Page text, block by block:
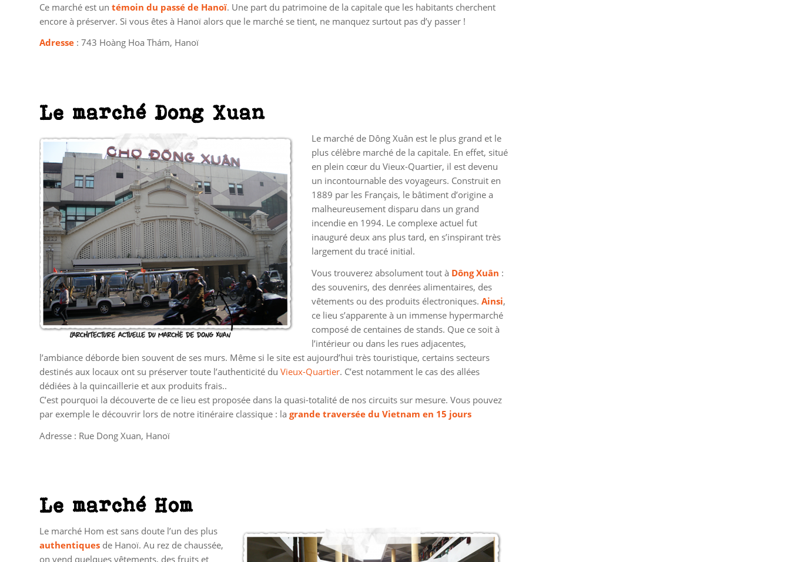
Ce marché est un témoin du passé de Hanoï. Une part du patrimoine de la capitale que les habitants cherchent
encore à préserver. Si vous êtes à Hanoï alors que le marché se tient, ne manquez surtout pas d’y passer !
Adresse : 743 Hoàng Hoa Thám, Hanoï
Le marché Dong Xuan
Le marché de Dông Xuân est le plus grand et le
plus célèbre marché de la capitale. En effet, situé
en plein cœur du Vieux-Quartier, il est devenu
un incontournable des voyageurs. Construit en
1889 par les Français, le bâtiment d’origine a
malheureusement disparu dans un grand
incendie en 1994. Le complexe actuel fut
inauguré deux ans plus tard, en s’inspirant très
largement du tracé initial.
Vous trouverez absolument tout à Dông Xuân :
des souvenirs, des denrées alimentaires, des
vêtements ou des produits électroniques. Ainsi,
ce lieu s’apparente à un immense hypermarché
composé de centaines de stands. Que ce soit à
l’intérieur ou dans les rues adjacentes,
l’ambiance déborde bien souvent de ses murs. Même si le site est aujourd’hui très touristique, certains secteurs
destinés aux locaux ont su préserver toute l’authenticité du Vieux-Quartier. C’est notamment le cas des allées
dédiées à la quincaillerie et aux produits frais..
C’est pourquoi la découverte de ce lieu est proposée dans la quasi-totalité de nos circuits sur mesure. Vous pouvez
par exemple le découvrir lors de notre itinéraire classique : la grande traversée du Vietnam en 15 jours
Adresse : Rue Dong Xuan, Hanoï
Le marché Hom
Le marché Hom est sans doute l’un des plus
authentiques de Hanoï. Au rez de chaussée,
on vend quelques vêtements, des fruits et